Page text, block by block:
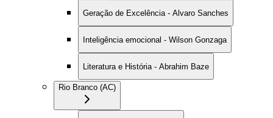
Geração de Excelência - Alvaro Sanches
Inteligência emocional - Wilson Gonzaga
Literatura e História - Abrahim Baze
Rio Branco (AC)